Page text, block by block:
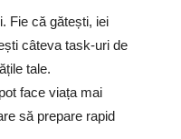
Fie că gătești, iei
câteva task-uri de
tale.
face viața mai
să prepare rapid